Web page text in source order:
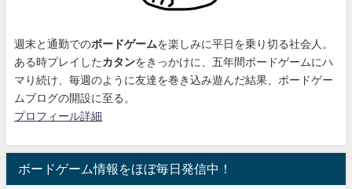
週末と通勤でのボードゲームを楽しみに平日を乗り切る社会人。
ある時プレイした カタンをきっかけに、 五年間ボードゲームにハ
マり続け 、毎週のように友達を巻き込み遊んだ結果、ボードゲー
ムブログの開設に至る。
プロフィール詳細
ボードゲーム情報をほぼ毎日発信中！